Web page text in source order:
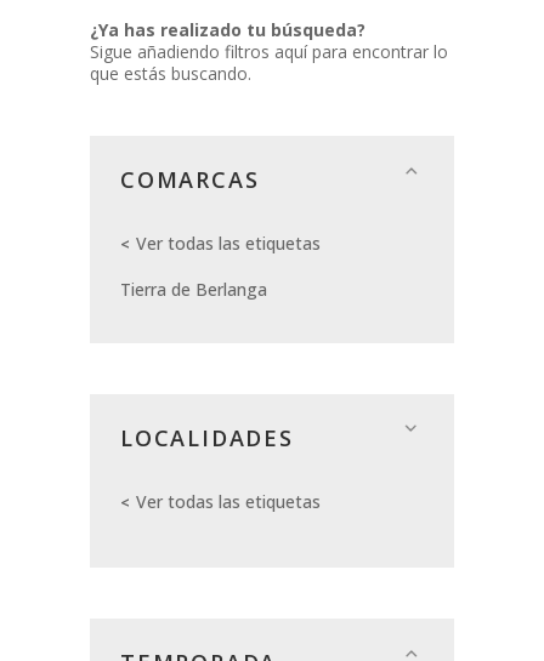
¿Ya has realizado tu búsqueda?
Sigue añadiendo filtros aquí para encontrar lo
que estás buscando.
COMARCAS
Ver todas las etiquetas
Tierra de Berlanga
LOCALIDADES
Ver todas las etiquetas